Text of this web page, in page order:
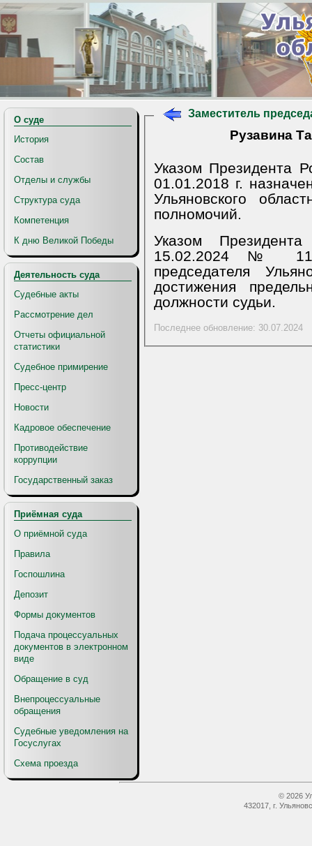
О суде
История
Состав
Отделы и службы
Структура суда
Компетенция
К дню Великой Победы
Деятельность суда
Судебные акты
Рассмотрение дел
Отчеты официальной
статистики
Судебное примирение
Пресс-центр
Новости
Кадровое обеспечение
Противодействие
коррупции
Государственный заказ
Приёмная суда
О приёмной суда
Правила
Госпошлина
Депозит
Формы документов
Подача процессуальных
документов в электронном
виде
Обращение в суд
Внепроцессуальные
обращения
Судебные уведомления на
Госуслугах
Схема проезда
Заместитель
Рузавина
Указом Президента
01.01.2018 г.
Ульяновского
полномочий.
Указом
15.02.2024 № 117
председателя
достижения
должности судьи.
Последнее обновление: 30.07.2024
© 2026
432017, г.